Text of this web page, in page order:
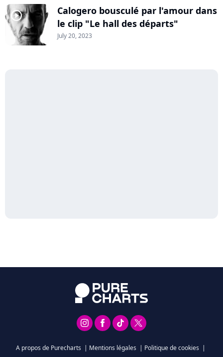
player2
Calogero bousculé par l'amour dans
le clip "Le hall des départs"
July 20, 2023
A propos de Purecharts | Mentions légales | Politique de cookies |